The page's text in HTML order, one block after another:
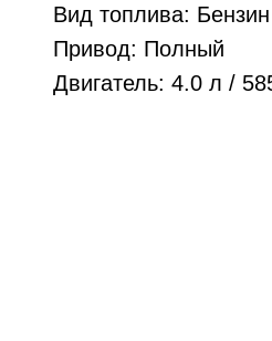
Вид топлива: Бензин
Привод: Полный
Двигатель: 4.0 л /